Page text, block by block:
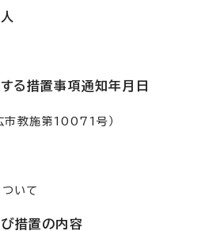
る措置事項通知年月日
教施第10071号）
いて
措置の内容